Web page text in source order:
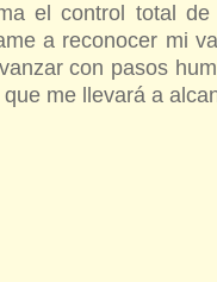
el control total
a reconocer mi
con pasos
me llevará a